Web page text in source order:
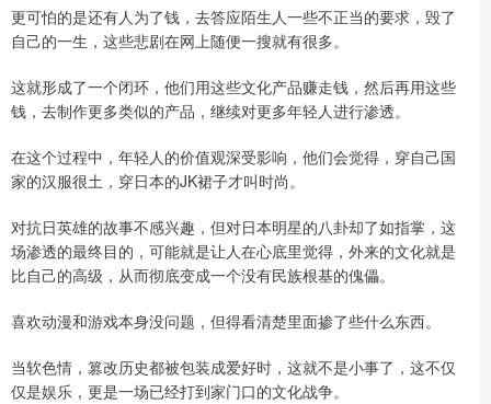
更可怕的是还有人为了钱，去答应陌生人一些不正当的要求，毁了
自己的一生，这些悲剧在网上随便一搜就有很多。
这就形成了一个闭环，他们用这些文化产品赚走钱，然后再用这些
钱，去制作更多类似的产品，继续对更多年轻人进行渗透。
在这个过程中，年轻人的价值观深受影响，他们会觉得，穿自己国
家的汉服很土，穿日本的JK裙子才叫时尚。
对抗日英雄的故事不感兴趣，但对日本明星的八卦却了如指掌，这
场渗透的最终目的，可能就是让人在心底里觉得，外来的文化就是
比自己的高级，从而彻底变成一个没有民族根基的傀儡。
喜欢动漫和游戏本身没问题，但得看清楚里面掺了些什么东西。
当软色情，篡改历史都被包装成爱好时，这就不是小事了，这不仅
仅是娱乐，更是一场已经打到家门口的文化战争。